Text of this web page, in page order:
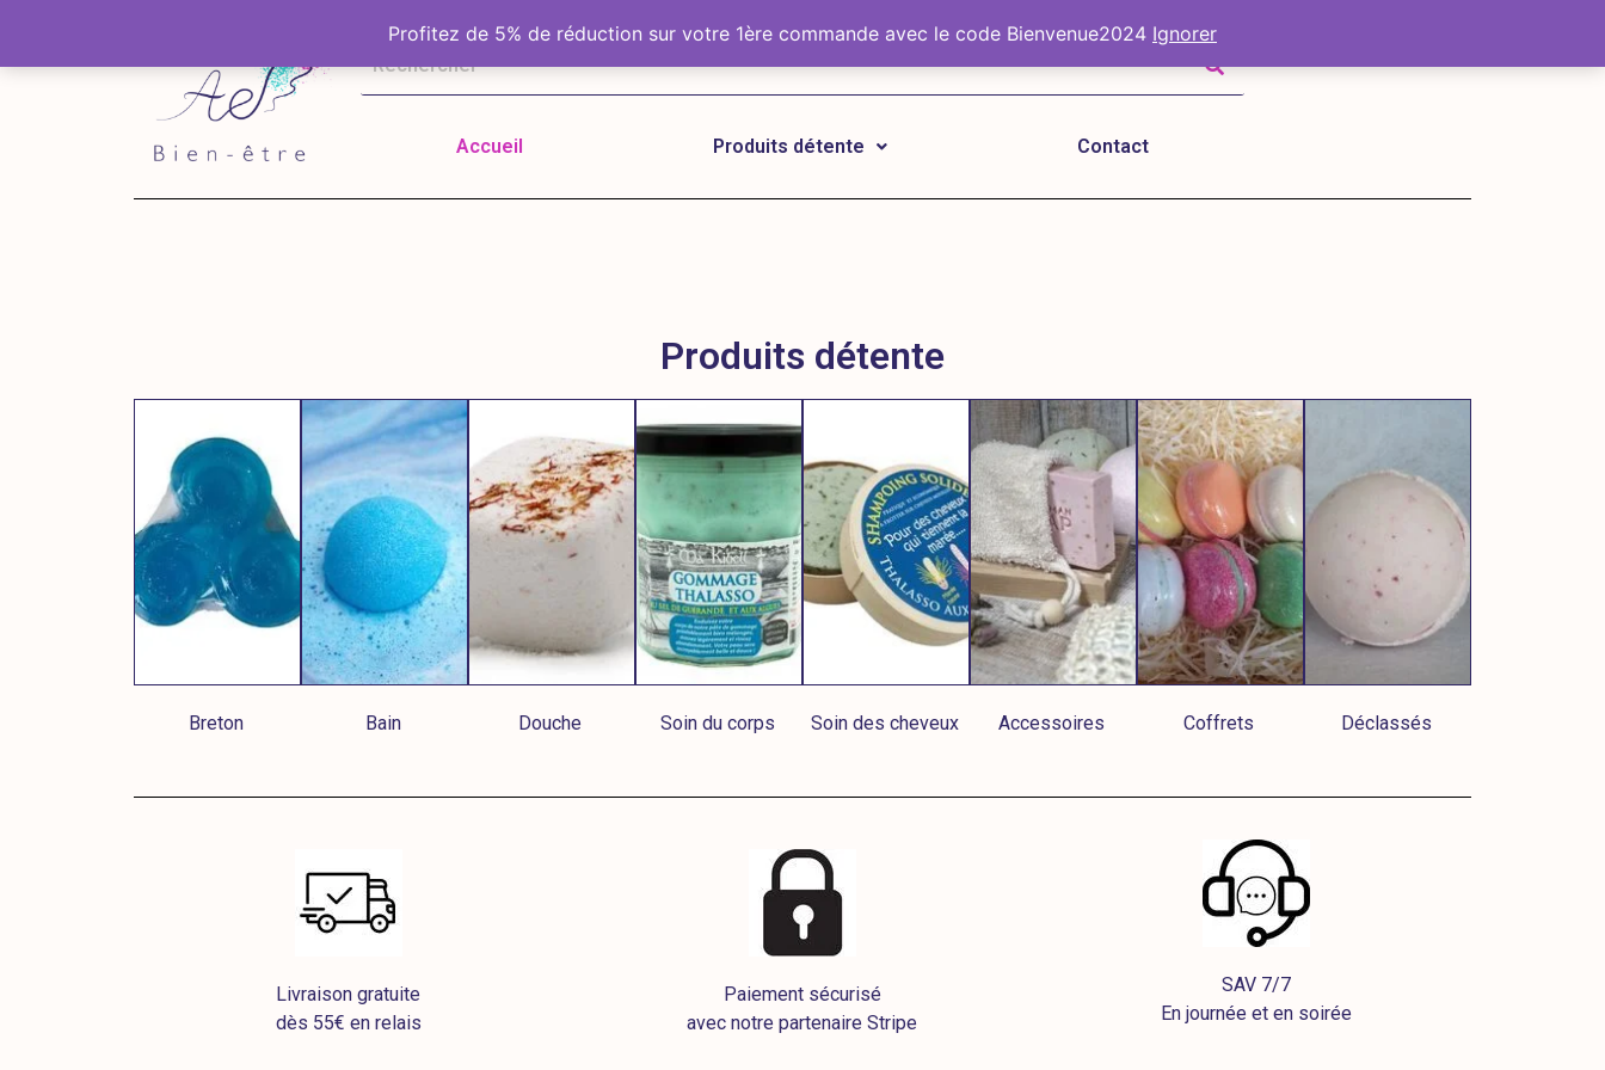
Accueil Produits détente Contact
Produits détente
Breton Bain Douche Soin du corps Soin des cheveux Accessoires Coffrets Déclassés
Livraison gratuite
dès 55€ en relais
Paiement sécurisé
avec notre partenaire Stripe
SAV 7/7
En journée et en soirée
Profitez de 5% de réduction sur votre 1ère commande avec le code Bienvenue2024 Ignorer